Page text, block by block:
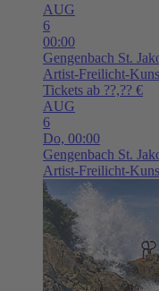
AUG
6
00:00
Gengenbach St.
Artist-Freilicht-
Tickets ab ??,?? €
AUG
6
Do, 00:00
Gengenbach St.
Artist-Freilicht-